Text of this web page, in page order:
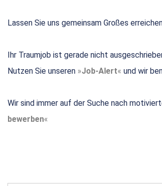
Lassen Sie uns gemeinsam Großes
Ihr Traumjob ist gerade nicht
Nutzen Sie unseren
Job-Alert und wir
Wir sind immer auf der Suche nach
bewerben